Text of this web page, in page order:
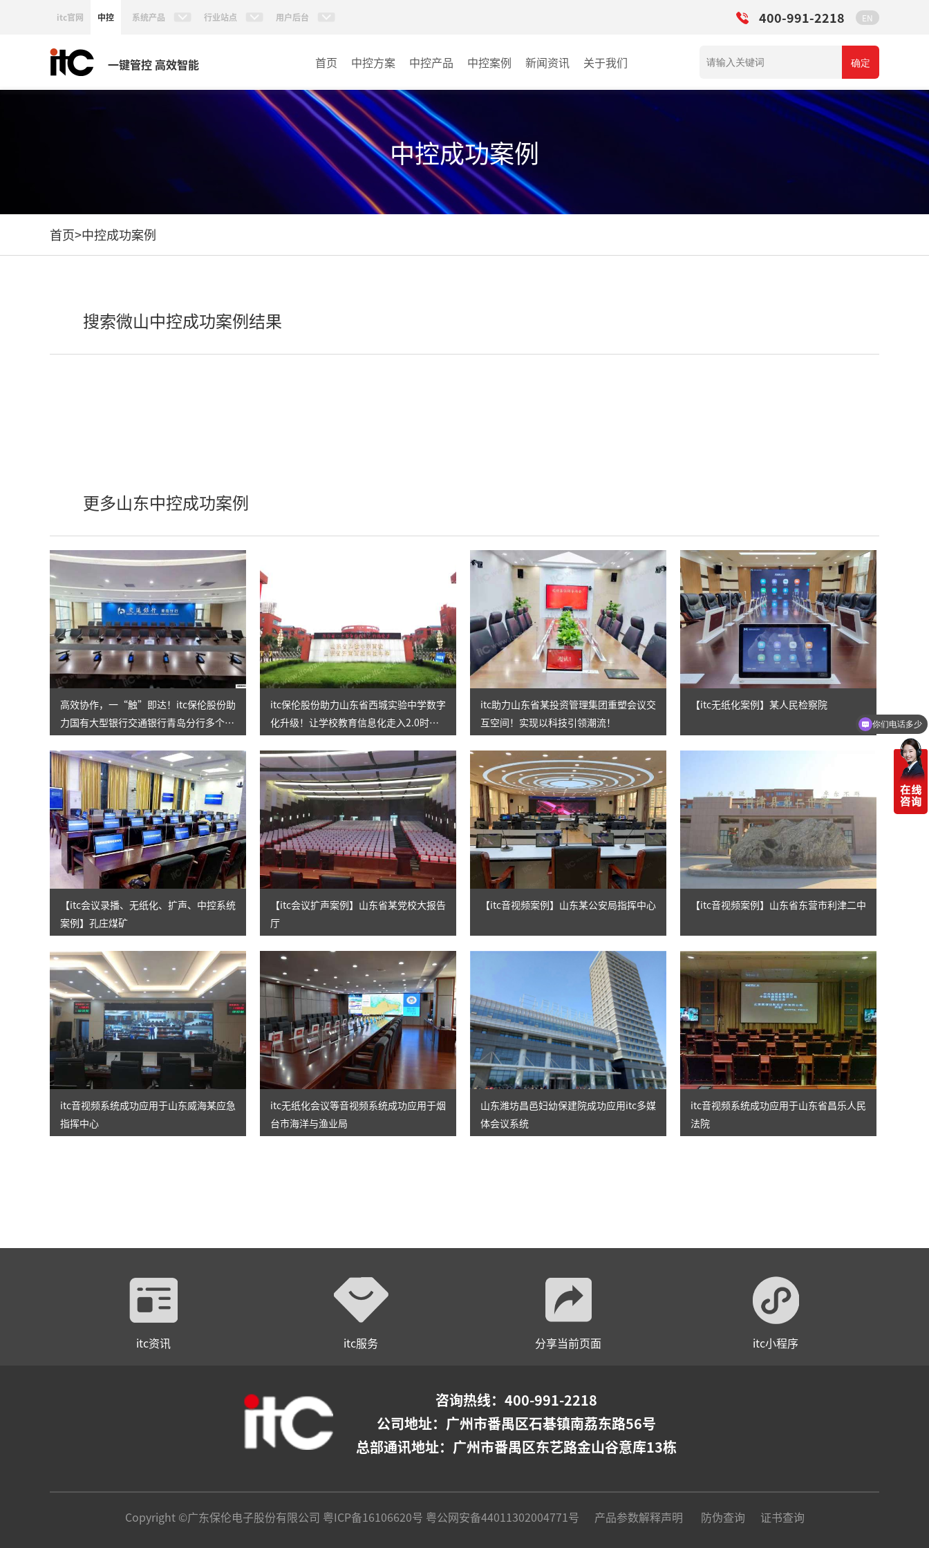
itc官网 中控 系统产品 行业站点 用户后台 400-991-2218 EN
一键管控 高效智能 首页 中控方案 中控产品
MINICC云会控
AI智慧物联中控系统
AI智慧云控教室系统
中控案例
云控教室
其它
新闻资讯 关于我们 确定
中控成功案例
首页>中控成功案例
搜索微山中控成功案例结果
更多山东中控成功案例
高效协作，一“触”即达！itc保伦股份助
力国有大型银行交通银行青岛分行多个集
itc保伦股份助力山东省西城实验中学数字
化升级！让学校教育信息化走入2.0时
itc助力山东省某投资管理集团重塑会议交
互空间！实现以科技引领潮流！
【itc无纸化案例】某人民检察院
【itc会议录播、无纸化、扩声、中控系统
案例】孔庄煤矿
【itc会议扩声案例】山东省某党校大报告
厅
【itc音视频案例】山东某公安局指挥中心 【itc音视频案例】山东省东营市利津二中
itc音视频系统成功应用于山东威海某应急
指挥中心
itc无纸化会议等音视频系统成功应用于烟
台市海洋与渔业局
山东潍坊昌邑妇幼保建院成功应用itc多媒
体会议系统
itc音视频系统成功应用于山东省昌乐人民
法院
itc资讯 itc服务 分享当前页面 itc小程序
咨询热线：400-991-2218
公司地址： 广州市番禺区石碁镇南荔东路56号
总部通讯地址：广州市番禺区东艺路金山谷意库13栋
Copyright ©广东保伦电子股份有限公司 粤ICP备16106620号 粤公网安备44011302004771号 产品参数解释声明 防伪查询 证书查询
你们电话多少